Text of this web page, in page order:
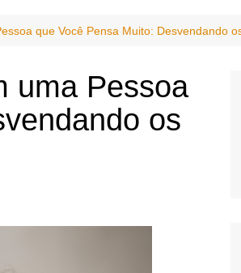
que Você Pensa Muito: Desvendando
uma Pessoa
os